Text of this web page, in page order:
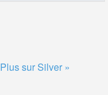
Plus sur Silver »